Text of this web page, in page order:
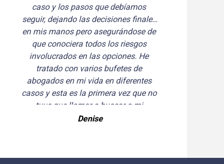
caso y los pasos que debíamos
seguir, dejando las decisiones finales
en mis manos pero asegurándose de
que conociera todos los riesgos
involucrados en las opciones. He
tratado con varios bufetes de
abogados en mi vida en diferentes
casos y esta es la primera vez que no
tuve que llamar o buscar a mi
abogado. Por esto, he recomendado y
Denise